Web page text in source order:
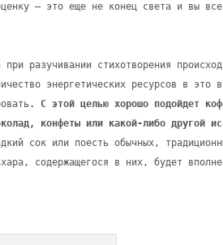
– это еще не конец света и вы
при разучивании стихотворения
энергетических ресурсов в
. С этой целью хорошо подойдет
конфеты или какой-либо другой
сок или поесть обычных,
содержащегося в них, будет